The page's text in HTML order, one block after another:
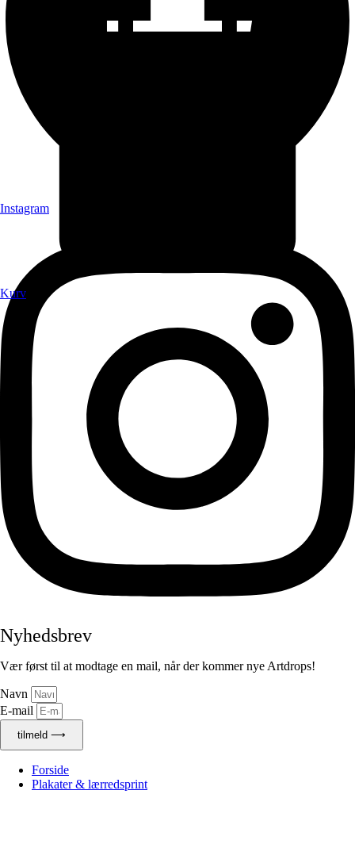
Kurv
Instagram
Nyhedsbrev
Vær først til at modtage en mail, når der kommer nye Artdrops!
Navn
E-mail
tilmeld ⟶
Forside
Plakater & lærredsprint